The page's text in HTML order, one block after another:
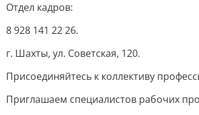
Отдел кадров:
8 928 141 22 26.
г. Шахты, ул. Советская, 120.
Присоединяйтесь к коллективу
Приглашаем специалистов рабочих